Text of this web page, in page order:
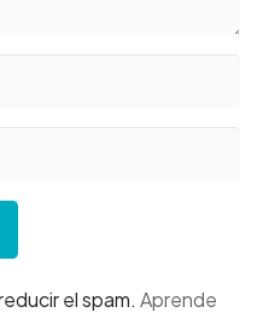
el spam. Aprende